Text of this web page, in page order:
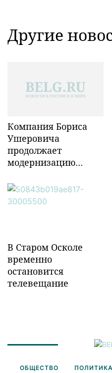
Другие
Компания Бориса
Ушеровича
продолжает
модернизацию
инфраструктуры в
Забайкалье
В Старом Осколе
временно
остановится
телевещание
ОБЩЕСТВО ПОЛИТИКА